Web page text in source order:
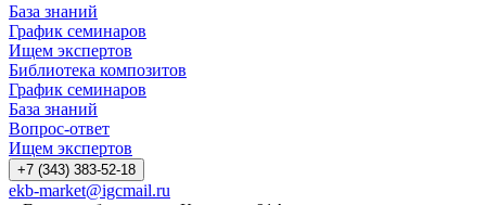
База знаний
График семинаров
Ищем экспертов
Библиотека композитов
График семинаров
База знаний
Вопрос-ответ
Ищем экспертов
+7 (343) 383-52-18
ekb-market@igcmail.ru